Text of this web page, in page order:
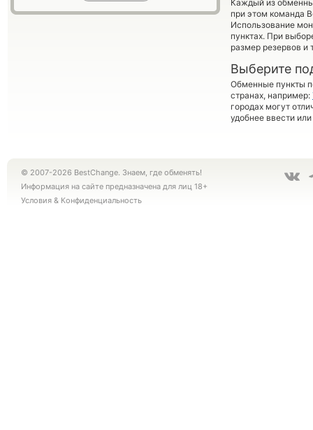
Каждый из
при этом команда
Использование
пунктах. При
размер резервов и
Выберите
Обменные пункты
странах, например:
городах могут
удобнее ввести
© 2007-2026 BestChange. Знаем, где обменять!
Информация на сайте предназначена для лиц 18+
Условия & Конфиденциальность